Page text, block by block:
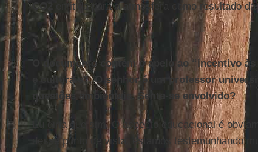
CO2
emitida para a atmosfera como resultado
O documento contém o apelo ao “incentivo
e culturais”. O senhor é um professor
questões ambientais. Sente-se envolvido?
Eu diria que sim. O aspecto educacional é
desse ponto de vista, estamos testemunhando